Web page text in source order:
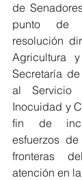
de
punto de
resolución
Agricultura
Secretaría
al Servicio
Inocuidad y
fin de
esfuerzos
fronteras
atención en